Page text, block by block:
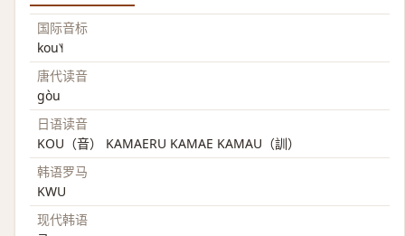
国际音标
kou˥˧
唐代读音
gòu
日语读音
KOU（音） KAMAERU KAMAE KAMAU（訓）
韩语罗马
KWU
现代韩语